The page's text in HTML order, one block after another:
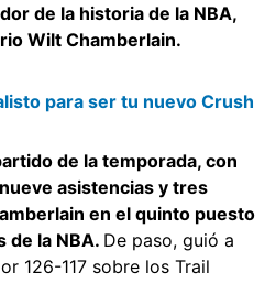
de la historia de la NBA,
Wilt Chamberlain.
para ser tu nuevo Crush
de la temporada, con
asistencias y tres
en el quinto puesto
de la NBA. De paso, guió a
126-117 sobre los Trail